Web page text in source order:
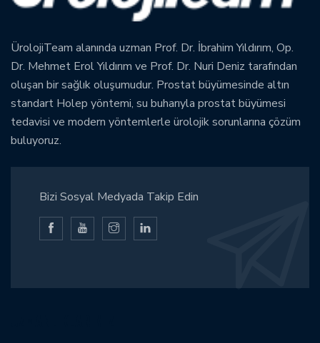
ÜrolojiTeam alanında uzman Prof. Dr. İbrahim Yıldırım, Op.
Dr. Mehmet Erol Yıldırım ve Prof. Dr. Nuri Deniz tarafından
oluşan bir sağlık oluşumudur. Prostat büyümesinde altın
standart Holep yöntemi, su buharıyla prostat büyümesi
tedavisi ve modern yöntemlerle ürolojik sorunlarına çözüm
buluyoruz.
Bizi Sosyal Medyada Takip Edin